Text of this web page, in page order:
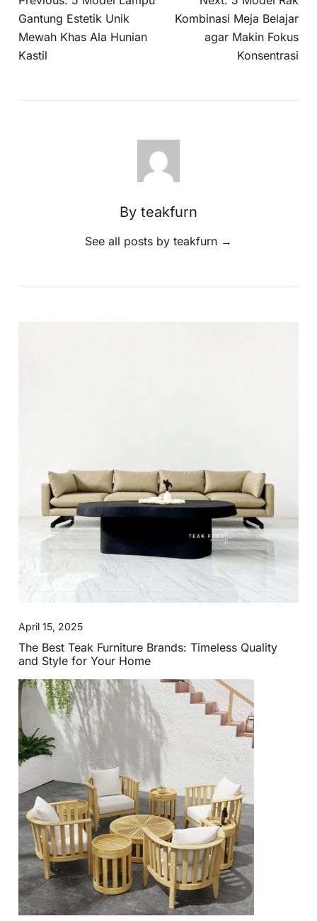
Gantung Estetik Unik
Mewah Khas Ala Hunian
Kastil
Kombinasi Meja Belajar
agar Makin Fokus
Konsentrasi
By teakfurn
See all posts by teakfurn →
April 15, 2025
The Best Teak Furniture Brands: Timeless Quality
and Style for Your Home